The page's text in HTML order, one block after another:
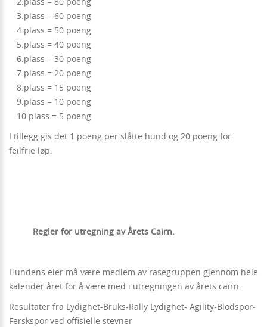
3.plass = 60 poeng
4.plass = 50 poeng
5.plass = 40 poeng
6.plass = 30 poeng
7.plass = 20 poeng
8.plass = 15 poeng
9.plass = 10 poeng
10.plass = 5 poeng
I tillegg gis det 1 poeng per slåtte hund og 20 poeng for
feilfrie løp.
Regler for utregning av Årets Cairn.
Hundens eier må være medlem av rasegruppen gjennom hele
kalender året for å være med i utregningen av årets cairn.
Resultater fra Lydighet-Bruks-Rally Lydighet- Agility-Blodspor-
Ferskspor ved offisielle stevner